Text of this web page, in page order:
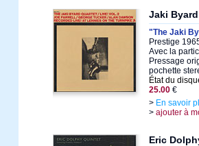
Jaki Byard
"The Jaki
Prestige
Avec la
Pressage
pochette
État du
25.00 €
> En savoir
> ajouter à
Eric